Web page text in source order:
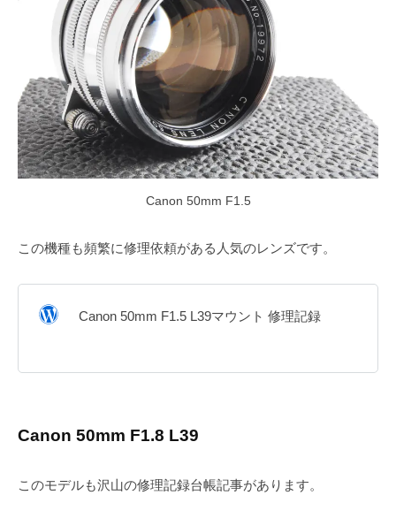
Canon 50mm F1.5
この機種も頻繁に修理依頼がある人気のレンズです。
Canon 50mm F1.5 L39マウント 修理記録
Canon 50mm F1.8 L39
このモデルも沢山の修理記録台帳記事があります。